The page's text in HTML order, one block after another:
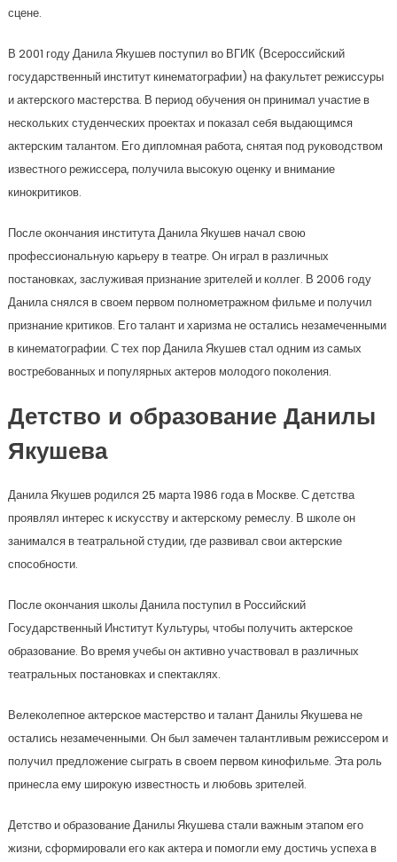
сцене.
В 2001 году Данила Якушев поступил во ВГИК (Всероссийский
государственный институт кинематографии) на факультет режиссуры
и актерского мастерства. В период обучения он принимал участие в
нескольких студенческих проектах и показал себя выдающимся
актерским талантом. Его дипломная работа, снятая под руководством
известного режиссера, получила высокую оценку и внимание
кинокритиков.
После окончания института Данила Якушев начал свою
профессиональную карьеру в театре. Он играл в различных
постановках, заслуживая признание зрителей и коллег. В 2006 году
Данила снялся в своем первом полнометражном фильме и получил
признание критиков. Его талант и харизма не остались незамеченными
в кинематографии. С тех пор Данила Якушев стал одним из самых
востребованных и популярных актеров молодого поколения.
Детство и образование Данилы
Якушева
Данила Якушев родился 25 марта 1986 года в Москве. С детства
проявлял интерес к искусству и актерскому ремеслу. В школе он
занимался в театральной студии, где развивал свои актерские
способности.
После окончания школы Данила поступил в Российский
Государственный Институт Культуры, чтобы получить актерское
образование. Во время учебы он активно участвовал в различных
театральных постановках и спектаклях.
Велеколепное актерское мастерство и талант Данилы Якушева не
остались незамеченными. Он был замечен талантливым режиссером и
получил предложение сыграть в своем первом кинофильме. Эта роль
принесла ему широкую известность и любовь зрителей.
Детство и образование Данилы Якушева стали важным этапом его
жизни, сформировали его как актера и помогли ему достичь успеха в